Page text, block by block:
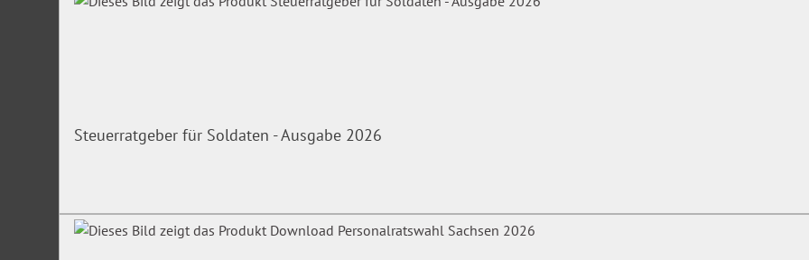
Steuerratgeber für Soldaten - Ausgabe 2026